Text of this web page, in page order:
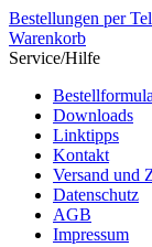
Bestellungen per
Warenkorb
Service/Hilfe
Downloads
Linktipps
Kontakt
Versand und
Datenschutz
AGB
Impressum